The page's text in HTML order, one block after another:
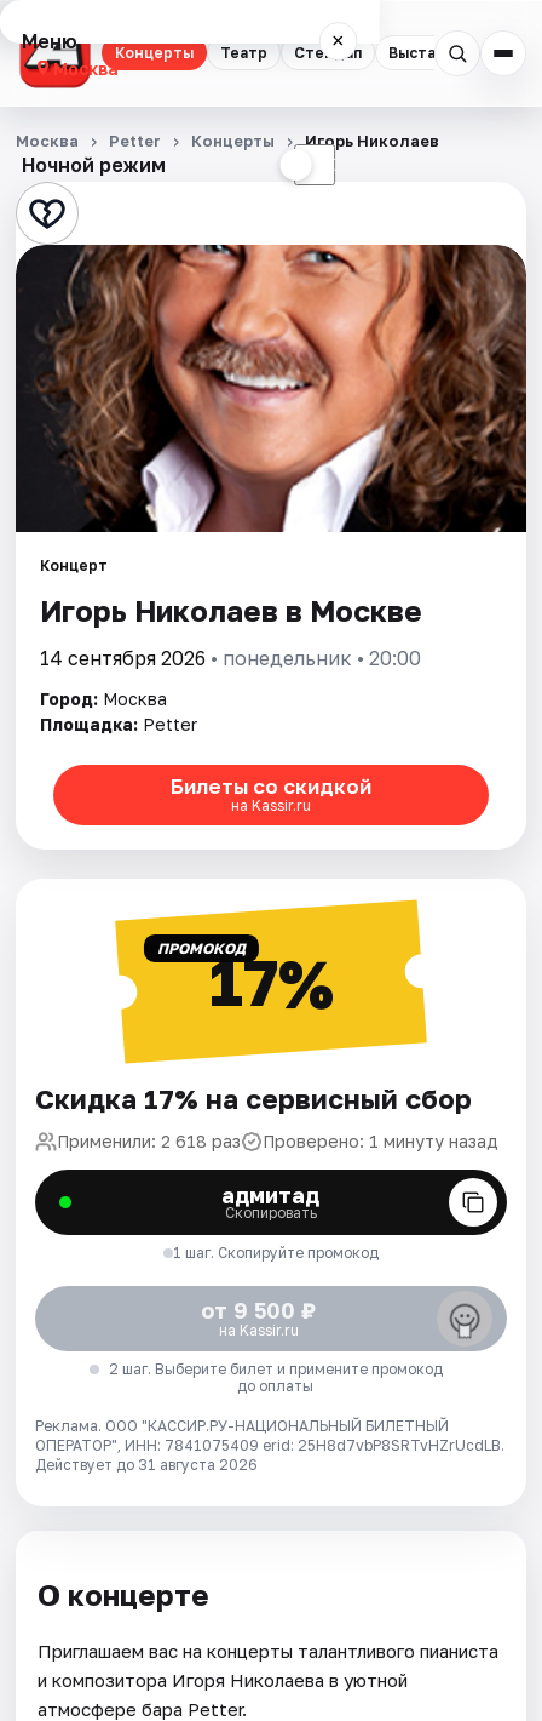
Концерты Театр Стендап Выставки
Меню ×
Москва
Концерты
Театр
Стендап
Выставки
Квесты
Экскурсии
Спорт
События
Города
Площадки
Артисты
Рейтинги
Ночной режим ☾
Москва Petter Концерты Игорь Николаев
Концерт
Игорь Николаев в Москве
14 сентября 2026 • понедельник • 20:00
Город: Москва
Площадка: Petter
Билеты со скидкой
на Kassir.ru
ПРОМОКОД17%
Скидка 17% на сервисный сбор
Применили: 2 618 раз Проверено: 1 минуту назад
адмитад
Скопировать
1 шаг. Скопируйте промокод
от 9 500 ₽
на Kassir.ru
2 шаг. Выберите билет и примените промокод
до оплаты
Реклама. ООО "КАССИР.РУ-НАЦИОНАЛЬНЫЙ БИЛЕТНЫЙ
ОПЕРАТОР", ИНН: 7841075409 erid: 25H8d7vbP8SRTvHZrUcdLB.
Действует до 31 августа 2026
О концерте
Приглашаем вас на концерты талантливого пианиста
и композитора Игоря Николаева в уютной
атмосфере бара Petter.